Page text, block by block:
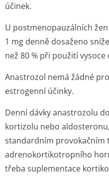
účinek.
U postmenopau­zálních
1 mg denně dosaženo
než 80 % při použití
Anastrozol nemá žádné
estrogenní účinky.
Denní dávky anastrozolu
kortizolu nebo
standardním provokačním
adrenokortiko­tropního
třeba suplementace